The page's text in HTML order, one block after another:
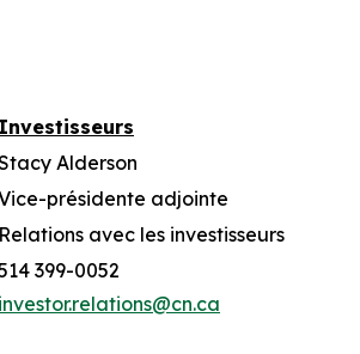
Investisseurs
Alderson
présidente adjointe
Relations avec les investisseurs
399-0052
investor.relations@cn.ca